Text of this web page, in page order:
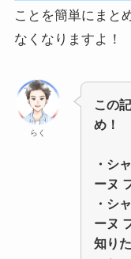
ことを簡単にまと
なくなりますよ！
らく
この
め！
・シ
ーヌ
・ シ
ーヌ
知り